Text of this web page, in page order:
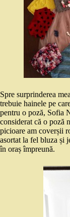
Spre surprinderea
trebuie hainele pe
pentru o poză, Sofia
considerat că o poză
picioare am coverșii
asortat la fel bluza și
în oraș împreună.